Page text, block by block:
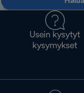
Usein kysytyt
kysymykset